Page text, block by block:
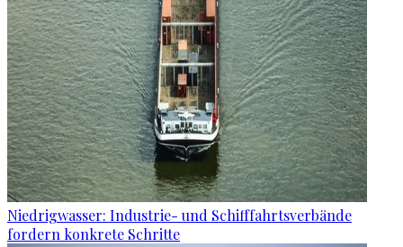
Niedrigwasser: Industrie- und Schifffahrtsverbände
fordern konkrete Schritte